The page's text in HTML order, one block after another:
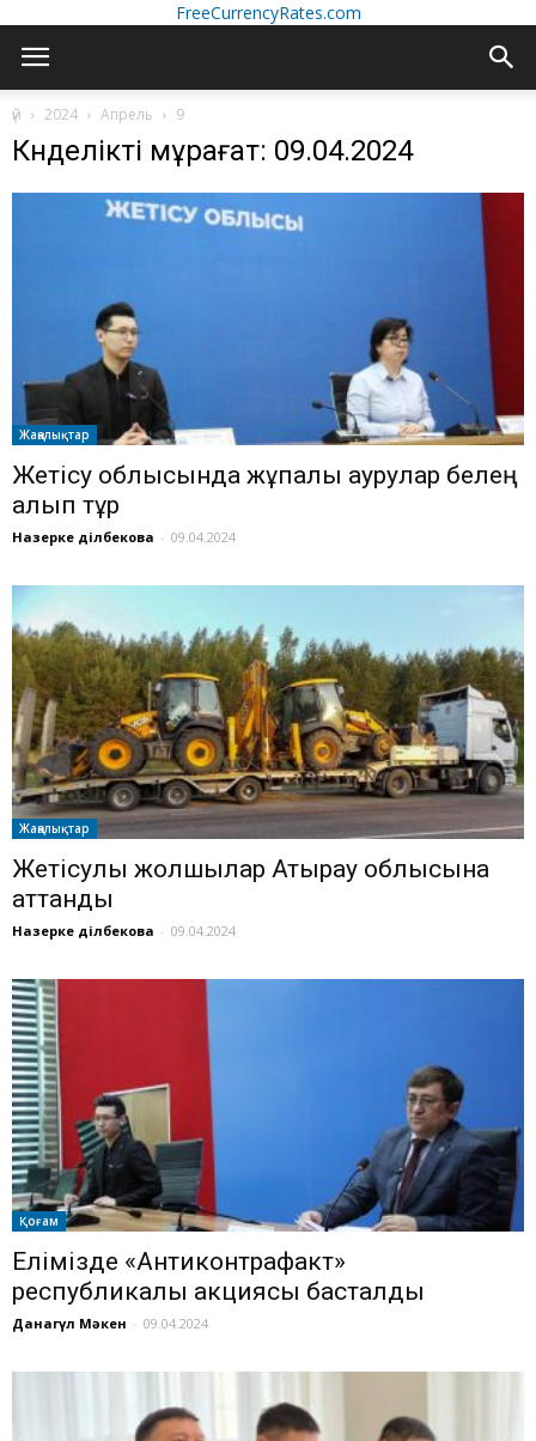
FreeCurrencyRates.com
үй 2024 Апрель 9
Күнделікті мұрағат: 09.04.2024
Жаңалықтар
Жетісу облысында жұқпалы аурулар белең
алып тұр
Назерке Әділбекова - 09.04.2024
Жаңалықтар
Жетісулық жолшылар Атырау облысына
аттанды
Назерке Әділбекова - 09.04.2024
Қоғам
Елімізде «Антиконтрафакт»
республикалық акциясы басталды
Данагүл Мәкен - 09.04.2024